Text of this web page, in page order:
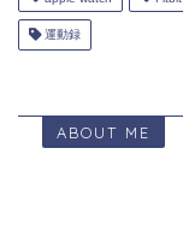
運動録
ABOUT ME